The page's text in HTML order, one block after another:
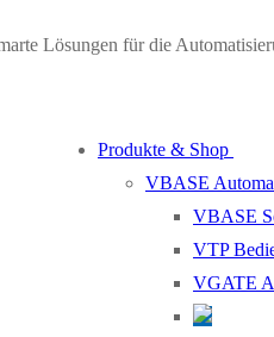
Lösungen für die
Produkte & Shop
VBASE
VBASE
VTP
VGATE